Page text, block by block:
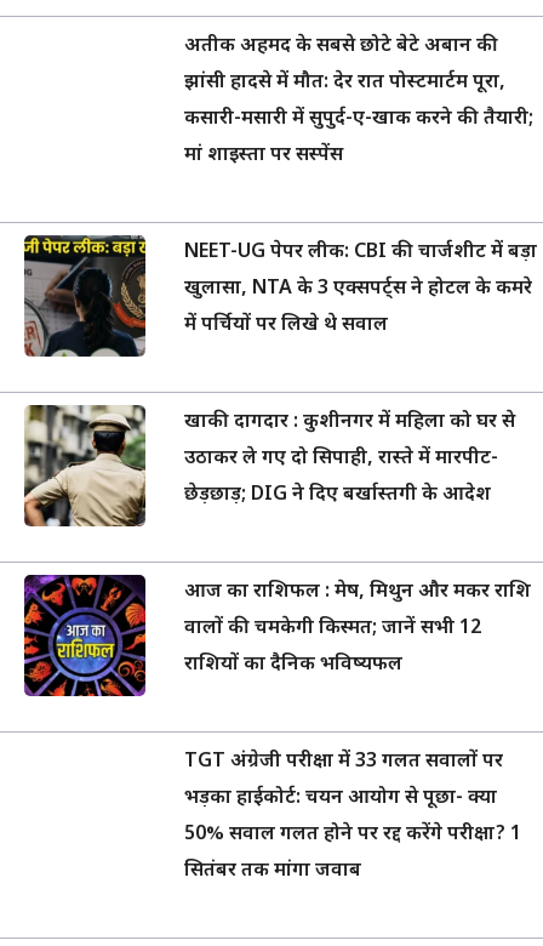
अतीक अहमद के सबसे छोटे बेटे अबान की
झांसी हादसे में मौत: देर रात पोस्टमार्टम पूरा,
कसारी-मसारी में सुपुर्द-ए-खाक करने की तैयारी;
मां शाइस्ता पर सस्पेंस
NEET-UG पेपर लीक: CBI की चार्जशीट में बड़ा
खुलासा, NTA के 3 एक्सपर्ट्स ने होटल के कमरे
में पर्चियों पर लिखे थे सवाल
खाकी दागदार : कुशीनगर में महिला को घर से
उठाकर ले गए दो सिपाही, रास्ते में मारपीट-
छेड़छाड़; DIG ने दिए बर्खास्तगी के आदेश
आज का राशिफल : मेष, मिथुन और मकर राशि
वालों की चमकेगी किस्मत; जानें सभी 12
राशियों का दैनिक भविष्यफल
TGT अंग्रेजी परीक्षा में 33 गलत सवालों पर
भड़का हाईकोर्ट: चयन आयोग से पूछा- क्या
50% सवाल गलत होने पर रद्द करेंगे परीक्षा? 1
सितंबर तक मांगा जवाब